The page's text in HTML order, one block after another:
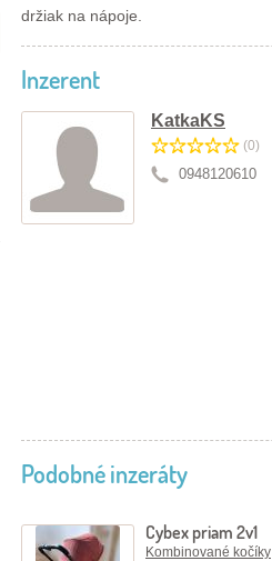
držiak na nápoje.
Inzerent
KatkaKS
(0)
0948120610
Podobné inzeráty
Cybex priam 2v1
Kombinované kočíky